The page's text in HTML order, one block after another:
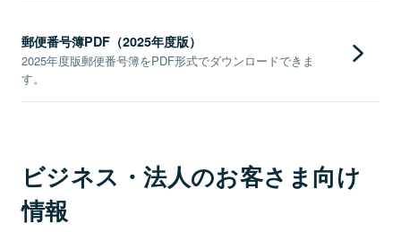
郵便番号簿PDF（2025年度版）
2025年度版郵便番号簿をPDF形式でダウンロードできま
す。
ビジネス・法人のお客さま向け
情報